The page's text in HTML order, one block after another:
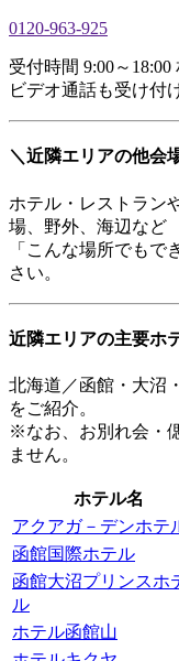
0120-963-925
受付時間 9:00～18:00
ビデオ通話も受け付
＼近隣エリアの他会
ホテル・レストラン
場、野外、海辺など
「こんな場所でも
さい。
近隣エリアの主要ホ
北海道／函館・大沼
をご紹介。
※なお、お別れ会・
ません。
ホテル名
アクアガ－デンホテ
函館国際ホテル
函館大沼プリンスホ
ル
ホテル函館山